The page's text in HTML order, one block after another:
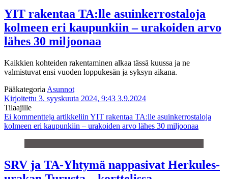
YIT rakentaa TA:lle asuinkerrostaloja
kolmeen eri kaupunkiin – urakoiden arvo
lähes 30 miljoonaa
Kaikkien kohteiden rakentaminen alkaa tässä kuussa ja ne
valmistuvat ensi vuoden loppukesän ja syksyn aikana.
Pääkategoria Asunnot
Kirjoitettu 3. syyskuuta 2024, 9:43 3.9.2024
Tilaajille
Ei kommentteja artikkeliin YIT rakentaa TA:lle asuinkerrostaloja
kolmeen eri kaupunkiin – urakoiden arvo lähes 30 miljoonaa
SRV ja TA-Yhtymä nappasivat Herkules-